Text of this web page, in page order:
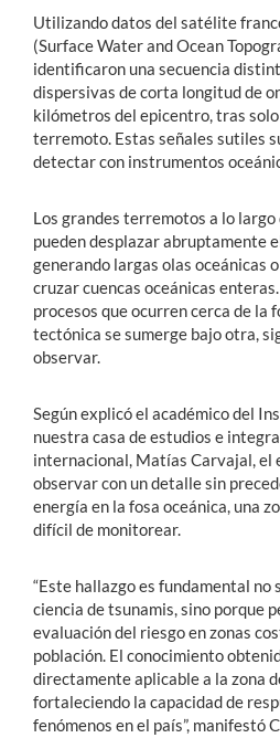
Utilizando datos del satélite
(Surface Water and Ocean
identificaron una secuencia
dispersivas de corta longitud de
kilómetros del epicentro, tras
terremoto. Estas señales sutiles
detectar con instrumentos
Los grandes terremotos a lo largo
pueden desplazar abruptamente
generando largas olas oceánicas
cruzar cuencas oceánicas
procesos que ocurren cerca de la
tectónica se sumerge bajo otra,
observar.
Según explicó el académico del
nuestra casa de estudios e
internacional, Matías Carvajal, el
observar con un detalle sin
energía en la fosa oceánica, una
difícil de monitorear.
“Este hallazgo es fundamental no
ciencia de tsunamis, sino porque
evaluación del riesgo en zonas
población. El conocimiento
directamente aplicable a la zona
fortaleciendo la capacidad de
fenómenos en el país”, manifestó